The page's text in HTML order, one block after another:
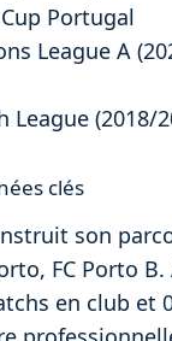
Portugal
League A
League (2018/
clés
son
FC Porto
en club et